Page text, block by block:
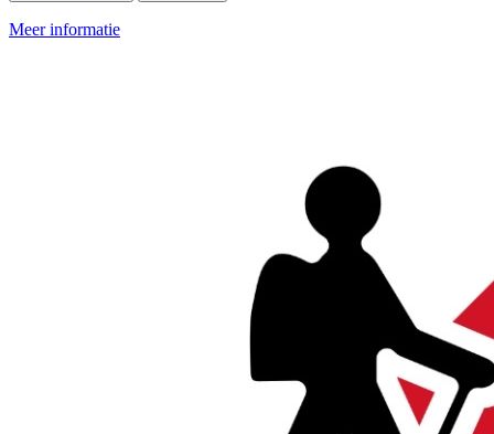
Meer informatie